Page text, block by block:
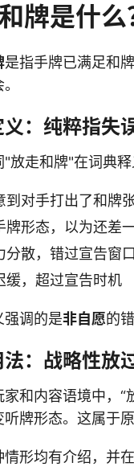
牌是什么
是指手牌已满足和
义：纯粹指失
"放走和牌"在词典
到对手打出了和牌
牌形态，以为还差
分散，错过宣告窗口
缓，超过宣告时机
强调的是非自愿的
：战略性放
家和内容语境中，“
听牌形态。这属于
形均有介绍，并